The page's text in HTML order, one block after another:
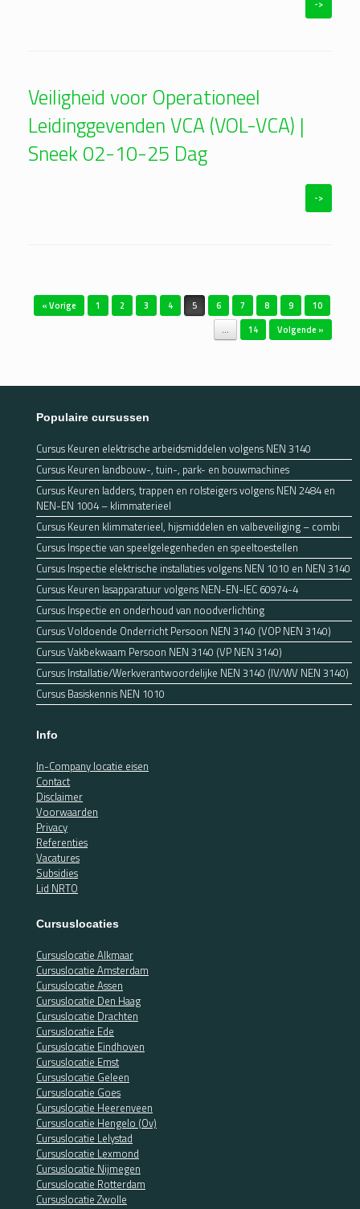
->
Veiligheid voor Operationeel
Leidinggevenden VCA (VOL-VCA) |
Sneek 02-10-25 Dag
->
« Vorige 1 2 3 4 5 6 7 8 9
10
…
14 Volgende »
Populaire cursussen
Cursus Keuren elektrische arbeidsmiddelen volgens NEN 3140
Cursus Keuren landbouw-, tuin-, park- en bouwmachines
Cursus Keuren ladders, trappen en rolsteigers volgens NEN 2484 en
NEN-EN 1004 – klimmaterieel
Cursus Keuren klimmaterieel, hijsmiddelen en valbeveiliging – combi
Cursus Inspectie van speelgelegenheden en speeltoestellen
Cursus Inspectie elektrische installaties volgens NEN 1010 en NEN 3140
Cursus Keuren lasapparatuur volgens NEN-EN-IEC 60974-4
Cursus Inspectie en onderhoud van noodverlichting
Cursus Voldoende Onderricht Persoon NEN 3140 (VOP NEN 3140)
Cursus Vakbekwaam Persoon NEN 3140 (VP NEN 3140)
Cursus Installatie/Werkverantwoordelijke NEN 3140 (IV/WV NEN 3140)
Cursus Basiskennis NEN 1010
Info
In-Company locatie eisen
Contact
Disclaimer
Voorwaarden
Privacy
Referenties
Vacatures
Subsidies
Lid NRTO
Cursuslocaties
Cursuslocatie Alkmaar
Cursuslocatie Amsterdam
Cursuslocatie Assen
Cursuslocatie Den Haag
Cursuslocatie Drachten
Cursuslocatie Ede
Cursuslocatie Eindhoven
Cursuslocatie Emst
Cursuslocatie Geleen
Cursuslocatie Goes
Cursuslocatie Heerenveen
Cursuslocatie Hengelo (Ov)
Cursuslocatie Lelystad
Cursuslocatie Lexmond
Cursuslocatie Nijmegen
Cursuslocatie Rotterdam
Cursuslocatie Zwolle